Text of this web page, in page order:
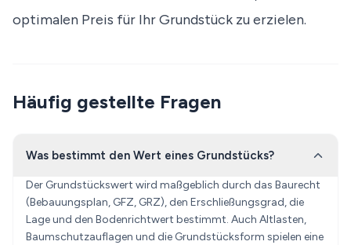
optimalen Preis für Ihr Grundstück zu erzielen.
Häufig gestellte Fragen
Was bestimmt den Wert eines Grundstücks?
Der Grundstückswert wird maßgeblich durch das Baurecht
(Bebauungsplan, GFZ, GRZ), den Erschließungsgrad, die
Lage und den Bodenrichtwert bestimmt. Auch Altlasten,
Baumschutzauflagen und die Grundstücksform spielen eine